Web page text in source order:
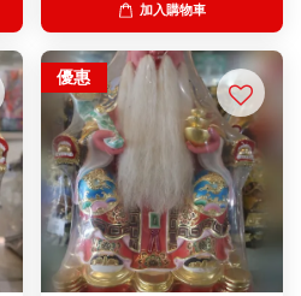
加入購物車
優惠